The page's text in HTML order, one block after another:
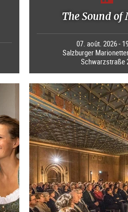
The Sound of
07. août. 2026 -
Salzburger
Schwarzstraße